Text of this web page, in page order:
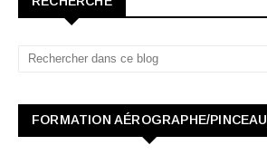
FORMATION AÉROGRAPHE/PINCEAU